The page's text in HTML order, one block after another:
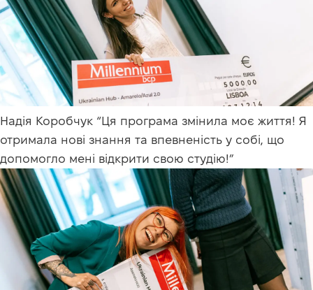
Надія Коробчук “Ця програма змінила моє життя! Я
отримала нові знання та впевненість у собі, що
допомогло мені відкрити свою студію!”